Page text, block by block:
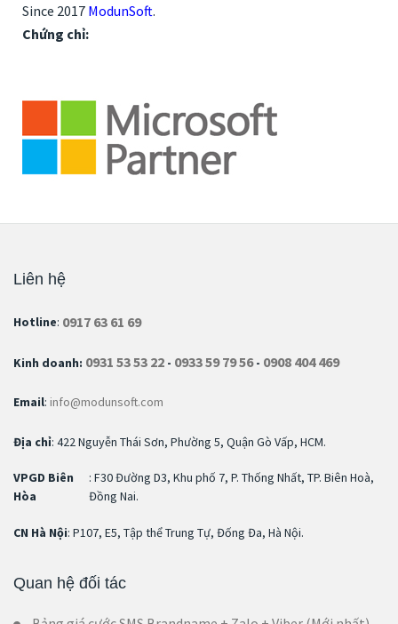
Since 2017 ModunSoft.
Chứng chỉ:
Liên hệ
Hotline: 0917 63 61 69
Kinh doanh: 0931 53 53 22 - 0933 59 79 56- 0908 404 469
Email: info@modunsoft.com
Địa chỉ: 422 Nguyễn Thái Sơn, Phường 5, Quận Gò Vấp, HCM.
VPGD Biên
Hòa
: F30 Đường D3, Khu phố 7, P. Thống Nhất, TP. Biên Hoà,
Đồng Nai.
CN Hà Nội: P107, E5, Tập thể Trung Tự, Đống Đa, Hà Nội.
Quan hệ đối tác